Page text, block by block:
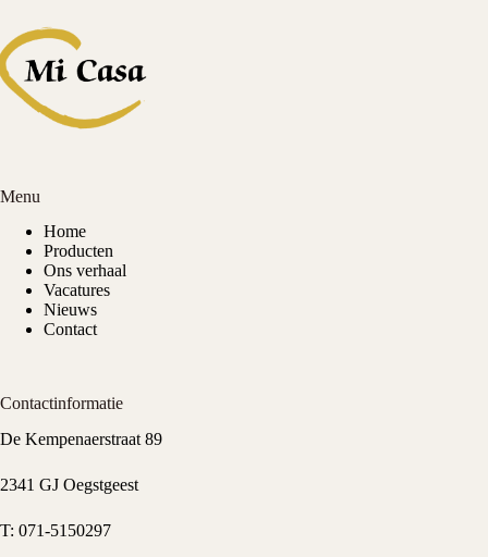
Menu
Home
Producten
Ons verhaal
Vacatures
Nieuws
Contact
Contactinformatie
De Kempenaerstraat 89
2341 GJ Oegstgeest
T: 071-5150297